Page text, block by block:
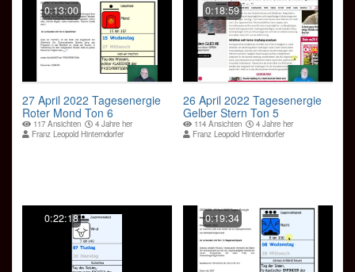
0:13:00
27 April 2022 Tagesenergie
Roter Mond Ton 6
117 Ansichten
4 Jahre her
Franz Leopold Hinterndorfer
0:18:59
26 April 2022 Tagesenergie
Gelber Stern Ton 5
114 Ansichten
4 Jahre her
Franz Leopold Hinterndorfer
0:22:18 0:19:34